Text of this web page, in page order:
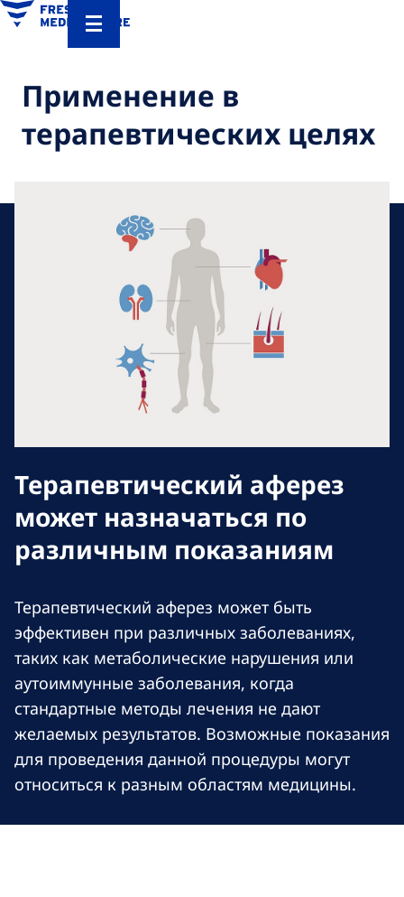
Применение в
терапевтических целях
Терапевтический аферез
может назначаться по
различным показаниям
Терапевтический аферез может быть
эффективен при различных заболеваниях,
таких как метаболические нарушения или
аутоиммунные заболевания, когда
стандартные методы лечения не дают
желаемых результатов. Возможные показания
для проведения данной процедуры могут
относиться к разным областям медицины.